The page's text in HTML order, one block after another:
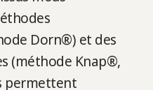
Dorn®) et des
(méthode Knap®,
permettent